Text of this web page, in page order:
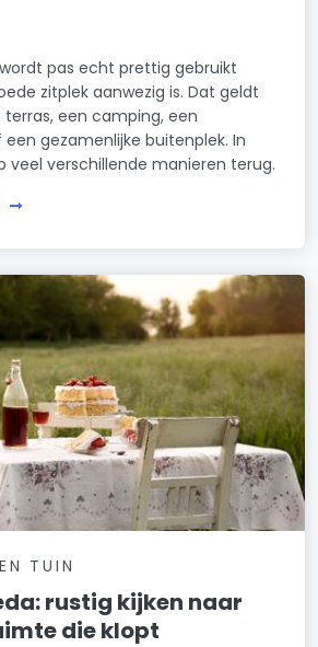
pas echt prettig gebruikt
zitplek aanwezig is. Dat geldt
een camping, een
gezamenlijke buitenplek. In
veel verschillende manieren terug.
TUIN
rustig kijken naar
die klopt